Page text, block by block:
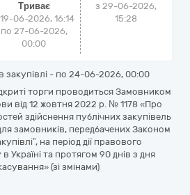
Триває
06-2026, 16:14
по 27-06-2026,
00:00
з29-06-2026,
15:28
закупівлі - по 24-06-2026, 00:00
торги проводиться Замовником
від 12 жовтня 2022 р. № 1178 «Про
здійснення публічних закупівель
замовників, передбачених Законом
на період дії правового
Україні та протягом 90 днів з дня
(зі змінами)